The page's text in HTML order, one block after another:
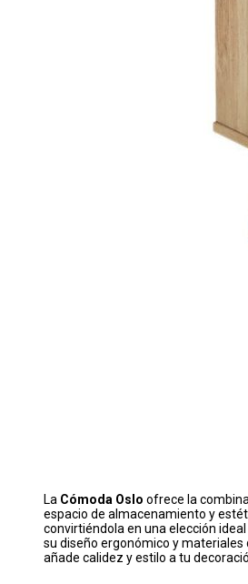
La Cómoda Oslo ofrece la
espacio de almacenamiento y
convirtiéndola en una elección
su diseño ergonómico y materiales
añade calidez y estilo a tu